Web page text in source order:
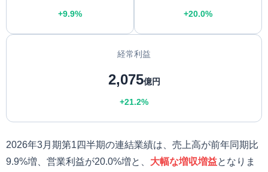
+9.9% +20.0%
経常利益
2,075億円
+21.2%
2026年3月期第1四半期の連結業績は、売上高が前年同期比
9.9%増、営業利益が20.0%増と、 大幅な増収増益となりま